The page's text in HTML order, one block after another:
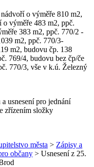
o výměře 810 m2,
o výměře 483 m2, ppč.
383 m2, ppč. 770/2 -
m2, ppč. 770/3-
m2, budovu čp. 138
769/4, budovu bez čp/če
770/3, vše v k.ú. Železný
usnesení pro jednání
zřízením složky
města > Zápisy a
občany > Usnesení z 25.